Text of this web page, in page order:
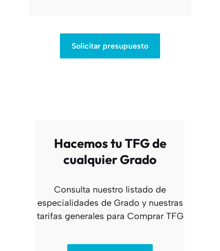
Solicitar presupuesto
Hacemos tu TFG de
cualquier Grado
Consulta nuestro listado de
especialidades de Grado y nuestras
tarifas generales para Comprar TFG